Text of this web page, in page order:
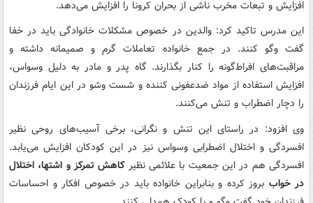
افزایش و تبعات مخرب ناشی از بحران کرونا را افزایش می‌دهد.
این مدرس تاکید کرد: والدین در خصوص مشکلات خانوادگی باید در خفا
گفت وگو کنند. در جمع خانواده تعاملات گرم و صمیمانه داشته و
مراقبت‌های افراط‌گونه را کنار بگذارند. گاه پدر و مادر به دلیل وسواس،
افزایش استفاده از مواد ضدعفونی کننده و شست وشو در این ایام فرزندان
را دچار اضطراب و تنش می‌کنند.
وی افزود: در راستای این تنش و نگرانی، برخی آسیب‌های روحی نظیر
افسردگی و اختلال اضطرابی وسواس نیز در این کودکان افزایش می‌یابد.
افسردگی هم در این جمعیت با علائمی نظیرکاهش تمرکز و اشتها، اختلال
در خواب بروز کرده و بنابراین خانواده باید در خصوص افکار و احساسات